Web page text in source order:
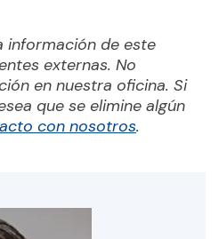
información de este
externas. No
en nuestra oficina. Si
que se elimine algún
con nosotros.